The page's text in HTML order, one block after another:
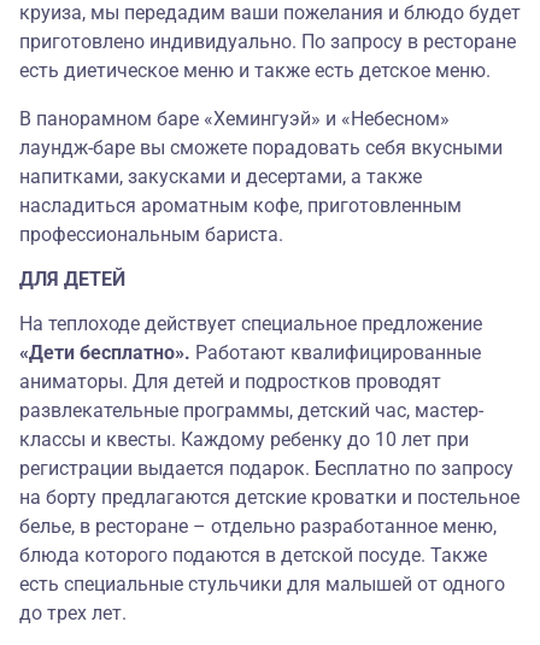
круиза, мы передадим ваши пожелания и блюдо будет
приготовлено индивидуально. По запросу в ресторане
есть диетическое меню и также есть детское меню.
В панорамном баре «Хемингуэй» и «Небесном»
лаундж-баре вы сможете порадовать себя вкусными
напитками, закусками и десертами, а также
насладиться ароматным кофе, приготовленным
профессиональным бариста.
ДЛЯ ДЕТЕЙ
На теплоходе действует специальное предложение
«Дети бесплатно». Работают квалифицированные
аниматоры. Для детей и подростков проводят
развлекательные программы, детский час, мастер-
классы и квесты. Каждому ребенку до 10 лет при
регистрации выдается подарок. Бесплатно по запросу
на борту предлагаются детские кроватки и постельное
белье, в ресторане – отдельно разработанное меню,
блюда которого подаются в детской посуде. Также
есть специальные стульчики для малышей от одного
до трех лет.